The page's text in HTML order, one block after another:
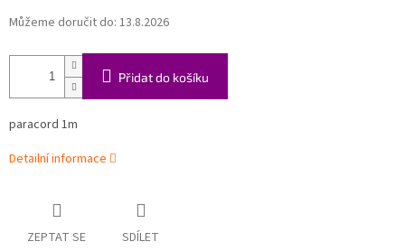
Můžeme doručit do: 13.8.2026
Přidat do košíku
paracord 1m
Detailní informace
ZEPTAT SE SDÍLET